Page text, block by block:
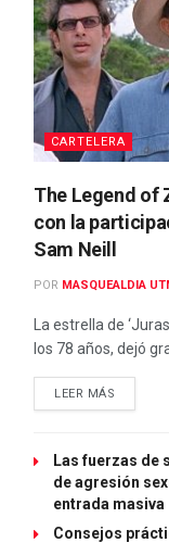
CARTELERA
The Legend of
con la
Sam Neill
POR MASQUEALDIA
La estrella de
los 78 años, dejó
LEER MÁS
Las fuerzas de
de agresión
entrada masiva
Consejos